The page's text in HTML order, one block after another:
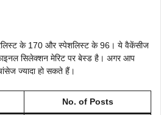
के 170 और स्पेशलिस्ट के 96। ये वैकेंसीज
सिलेक्शन मेरिट पर बेस्ड है। अगर आप
ज्यादा हो सकते हैं।
No. of Posts